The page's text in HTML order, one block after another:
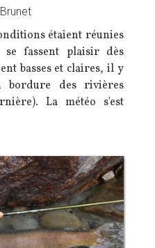
étaient réunies
fassent plaisir dès
basses et claires, il y
bordure des rivières
La météo s'est